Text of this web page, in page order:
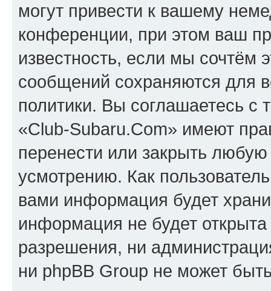
могут привести к вашему
конференции, при этом ваш
известность, если мы сочтём
сообщений сохраняются для
политики. Вы соглашаетесь
«Club-Subaru.Com» имеют
перенести или закрыть
усмотрению. Как
вами информация будет
информация не будет
разрешения, ни
ни phpBB Group не может